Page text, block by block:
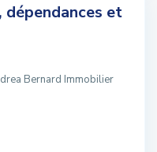
dépendances et
Bernard Immobilier